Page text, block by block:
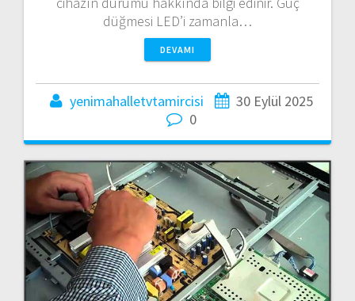
düğmesi LED’i zamanla…
DEVAMI
yenimahalletvtamircisi
30 Eylül 2025
0